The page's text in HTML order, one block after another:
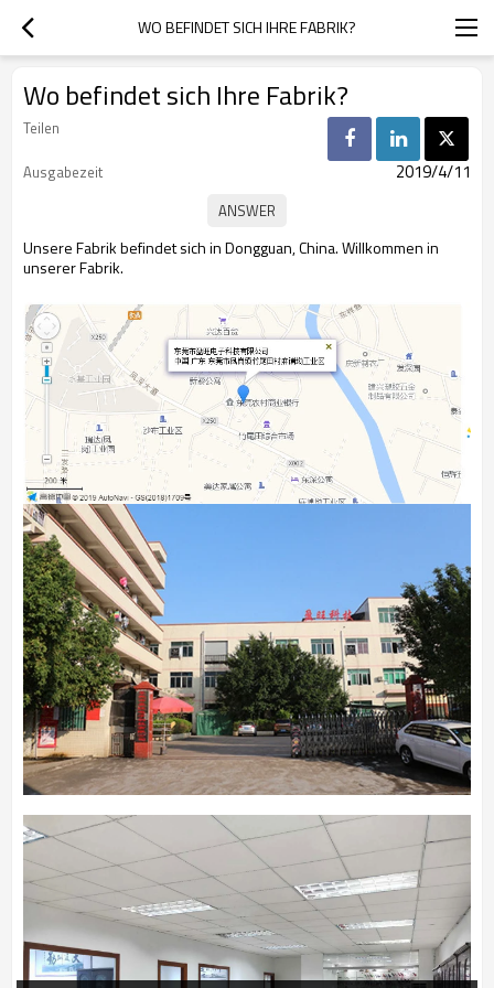
WO BEFINDET SICH IHRE FABRIK?
Wo befindet sich Ihre Fabrik?
Teilen
Ausgabezeit
2019/4/11
Unsere Fabrik befindet sich in Dongguan, China. Willkommen in
unserer Fabrik.